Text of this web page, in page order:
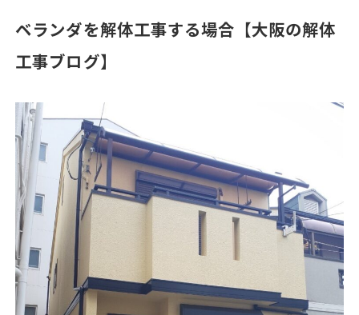
ベランダを解体工事する場合【大阪の解体
工事ブログ】